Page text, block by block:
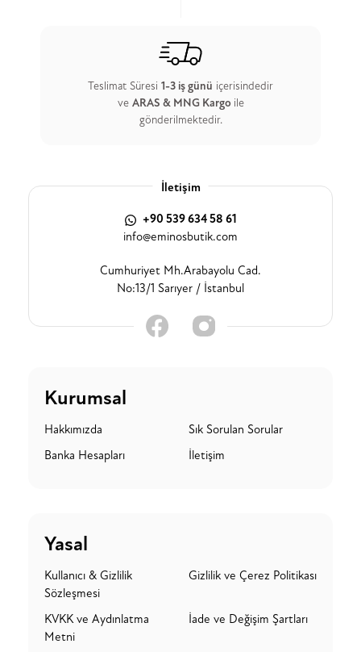
Teslimat Süresi 1-3 iş günü içerisindedir
ve ARAS & MNG Kargo ile
gönderilmektedir.
İletişim
+90 539 634 58 61
info@eminosbutik.com
Cumhuriyet Mh.Arabayolu Cad.
No:13/1 Sarıyer / İstanbul
Kurumsal
Hakkımızda
Sık Sorulan Sorular
Banka Hesapları
İletişim
Yasal
Kullanıcı & Gizlilik
Sözleşmesi
Gizlilik ve Çerez Politikası
KVKK ve Aydınlatma
Metni
İade ve Değişim Şartları